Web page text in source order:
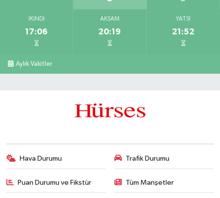
İKINDI
17:06
AKŞAM
20:19
YATSI
21:52
Aylık Vakitler
Hava Durumu Trafik Durumu
Puan Durumu ve Fikstür Tüm Manşetler